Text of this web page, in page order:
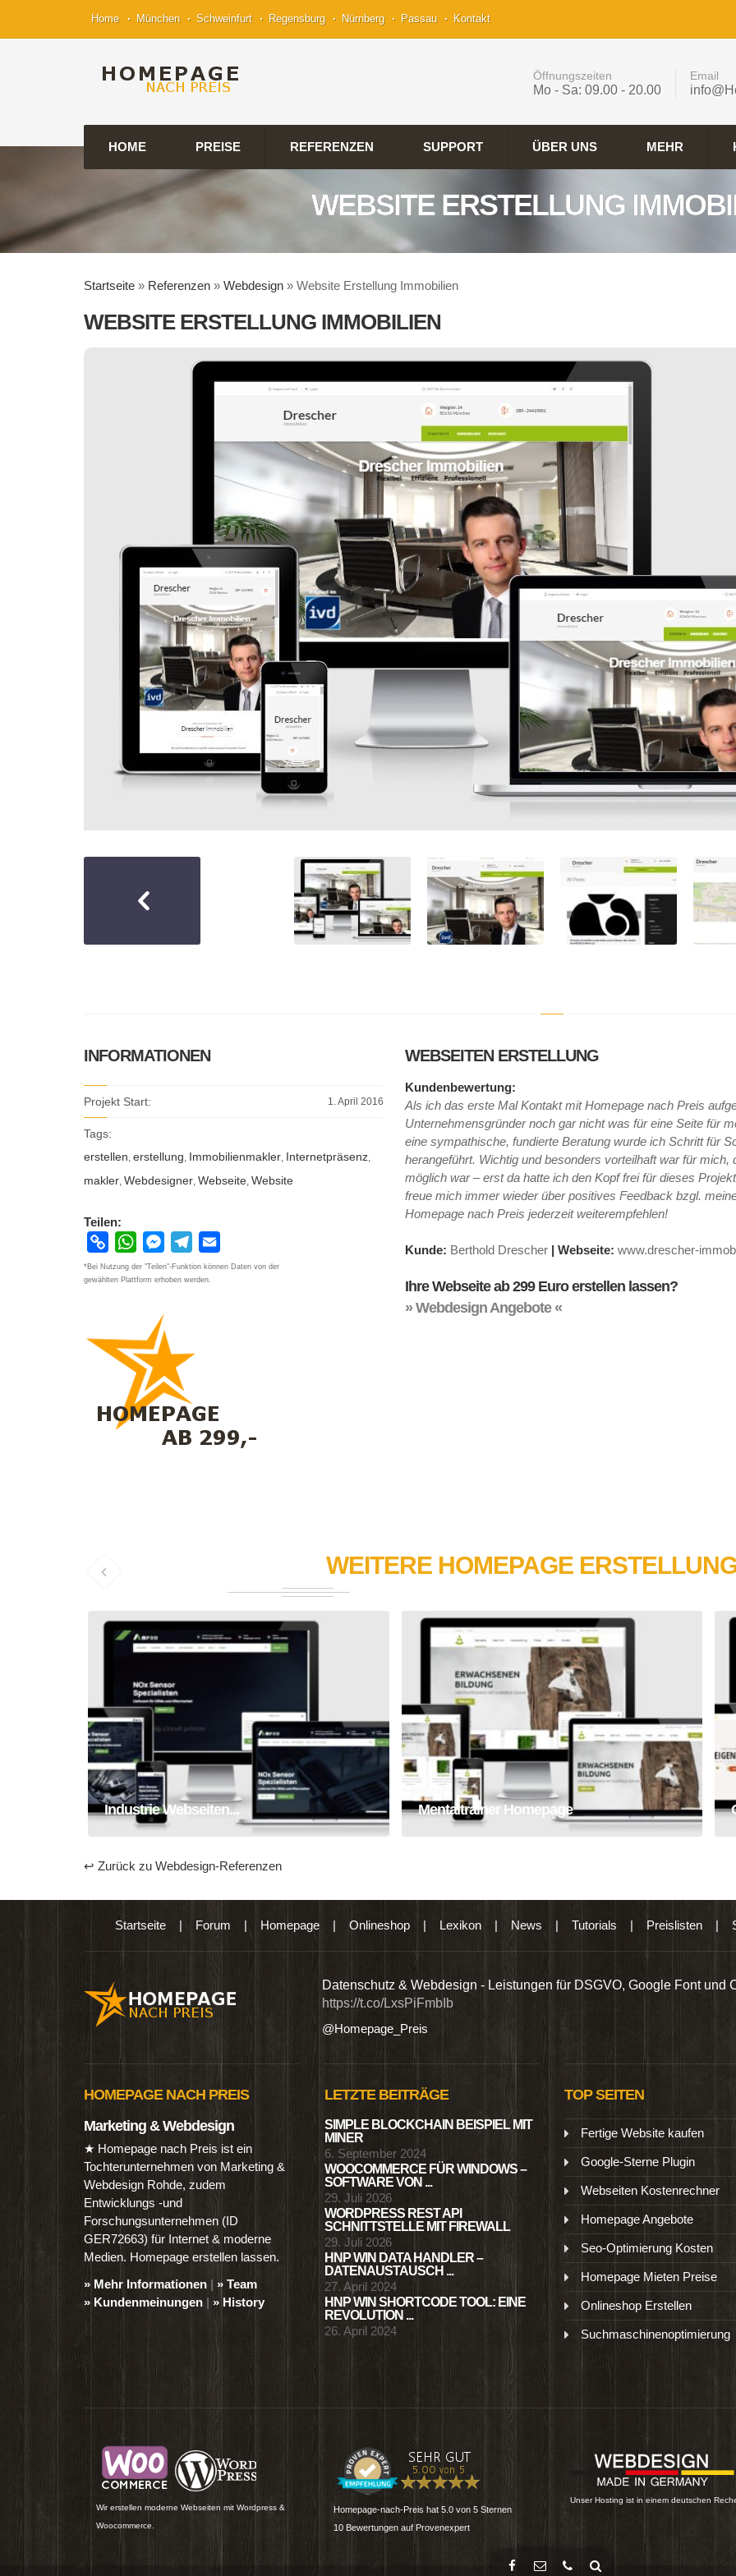
Home München Schweinfurt Regensburg Nürnberg Passau Kontakt
Öffnungszeiten
Mo - Sa: 09.00 - 20.00
Email
HOME PREISE REFERENZEN SUPPORT ÜBER UNS MEHR
WEBSITE ERSTELLUNG
Startseite » Referenzen » Webdesign » Website Erstellung Immobilien
WEBSITE ERSTELLUNG IMMOBILIEN
INFORMATIONEN
Projekt Start: 1. April 2016
Tags:
erstellen erstellung Immobilienmakler Internetpräsenz
makler Webdesigner Webseite Website
Teilen:
Copy
Link
WhatsAppMessenger
Telegram
*Bei Nutzung der "Teilen"-Funktion können Daten von der
gewählten Plattform erhoben werden.
WEBSEITEN ERSTELLUNG
Kundenbewertung:
Als ich das erste Mal Kontakt mit Homepage nach Preis
Unternehmensgründer noch gar nicht was für eine Seite für
eine sympathische, fundierte Beratung wurde ich Schritt für
herangeführt. Wichtig und besonders vorteilhaft war für
möglich war – erst da hatte ich den Kopf frei für dieses
freue mich immer wieder über positives Feedback bzgl.
Homepage nach Preis jederzeit weiterempfehlen!
Kunde: Berthold Drescher | Webseite: www.drescher-
Ihre Webseite ab 299 Euro erstellen lassen?
» Webdesign Angebote «
WEITERE HOMEPAGE
Industrie Webseiten Erstellung
Homepage Webseite
Industrie Webseiten...
Mentaltrainer Homepage
Homepage Webseite
Mentaltrainer Homepage
↩ Zurück zu Webdesign-Referenzen
Startseite| Forum | Homepage| Onlineshop| Lexikon| News | Tutorials | Preislisten|
Produkten wie Ebooks & DVDs.… Datenschutz & Webdesign - Leistungen für DSGVO, Google Font und
https://t.co/LxsPiFmbIb
@Homepage_Preis
HOMEPAGE NACH PREIS
Marketing & Webdesign
★ Homepage nach Preis ist ein
Tochterunternehmen von Marketing &
Webdesign Rohde, zudem
Entwicklungs -und
Forschungsunternehmen (ID
GER72663) für Internet & moderne
Medien. Homepage erstellen lassen.
» Mehr Informationen | » Team
» Kundenmeinungen | » History
LETZTE BEITRÄGE
SIMPLE BLOCKCHAIN BEISPIEL MIT
MINER
6. September 2024
WOOCOMMERCE FÜR WINDOWS –
SOFTWARE VON ...
29. Juli 2026
WORDPRESS REST API
SCHNITTSTELLE MIT FIREWALL
29. Juli 2026
HNP WIN DATA HANDLER –
DATENAUSTAUSCH ...
27. April 2024
HNP WIN SHORTCODE TOOL: EINE
REVOLUTION ...
26. April 2024
TOP SEITEN
Fertige Website kaufen
Google-Sterne Plugin
Webseiten Kostenrechner
Homepage Angebote
Seo-Optimierung Kosten
Homepage Mieten Preise
Onlineshop Erstellen
Suchmaschinenoptimierung
Wir erstellen moderne Webseiten mit Wordpress &
Woocommerce.
Homepage-nach-Preis hat 5.0von 5Sternen
10Bewertungen auf Provenexpert
Unser Hosting ist in einem deutschen